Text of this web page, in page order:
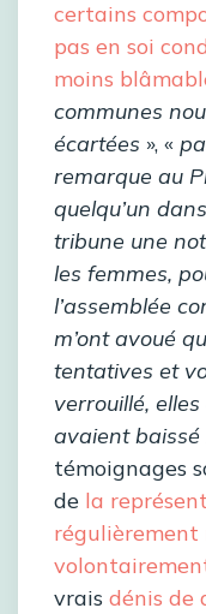
certains
pas en soi
moins
communes
écartées », «
remarque au
quelqu’un
tribune une
les femmes,
l’assemblée
m’ont avoué
tentatives et
verrouillé,
avaient baissé
témoignages
de la
régulièrement
vrais dénis de